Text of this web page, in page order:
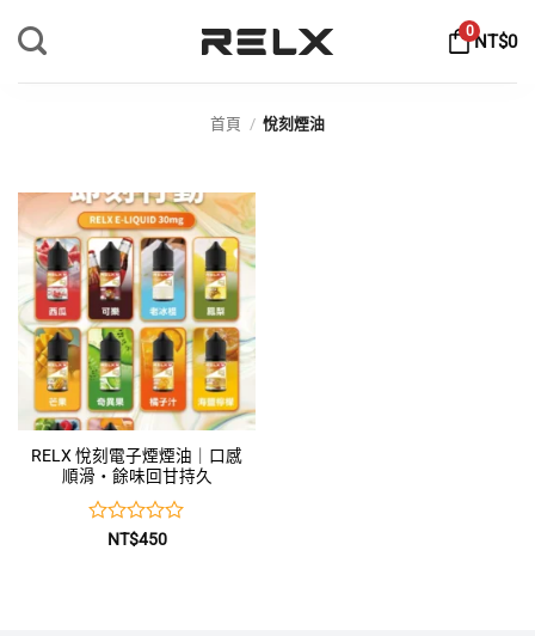
0NT$0
首頁 / 悅刻煙油
RELX 悅刻電子煙煙油｜口感
順滑・餘味回甘持久
NT$450